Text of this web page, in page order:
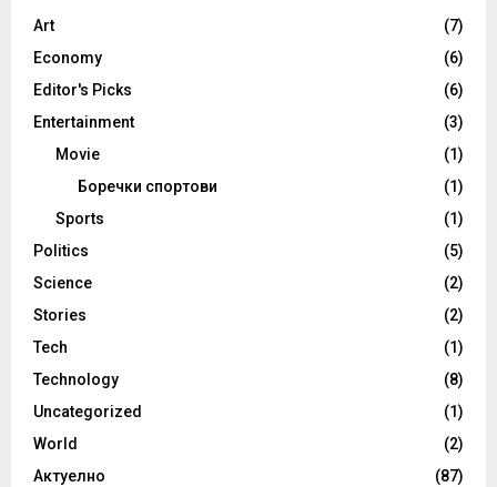
Art
(7)
Economy
(6)
Editor's Picks
(6)
Entertainment
(3)
Movie
(1)
Боречки спортови
(1)
Sports
(1)
Politics
(5)
Science
(2)
Stories
(2)
Tech
(1)
Technology
(8)
Uncategorized
(1)
World
(2)
Актуелно
(87)